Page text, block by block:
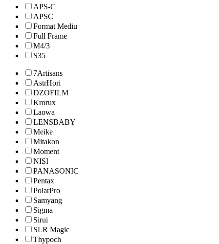
APS-C
APSC
Format Mediu
Full Frame
M4/3
S35
7Artisans
AstrHori
DZOFILM
Krorux
Laowa
LENSBABY
Meike
Mitakon
Moment
NISI
PANASONIC
Pentax
PolarPro
Samyang
Sigma
Sirui
SLR Magic
Thypoch